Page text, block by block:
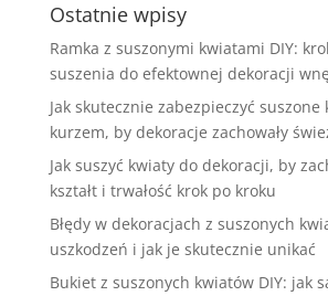
Ostatnie wpisy
Ramka z suszonymi kwiatami DIY:
suszenia do efektownej dekoracji
Jak skutecznie zabezpieczyć
kurzem, by dekoracje zachowały
Jak suszyć kwiaty do dekoracji, by
kształt i trwałość krok po kroku
Błędy w dekoracjach z suszonych
uszkodzeń i jak je skutecznie unikać
Bukiet z suszonych kwiatów DIY: jak